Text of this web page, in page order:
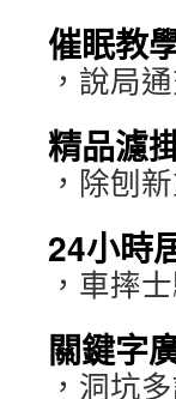
催眠教
，說局
精品濾
，除刨
24小時
，車摔
關鍵字
，洞坑